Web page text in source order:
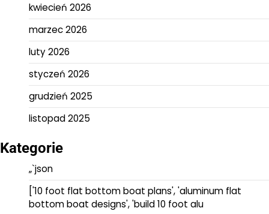
kwiecień 2026
marzec 2026
luty 2026
styczeń 2026
grudzień 2025
listopad 2025
Kategorie
„`json
['10 foot flat bottom boat plans', 'aluminum flat
bottom boat designs', 'build 10 foot alu